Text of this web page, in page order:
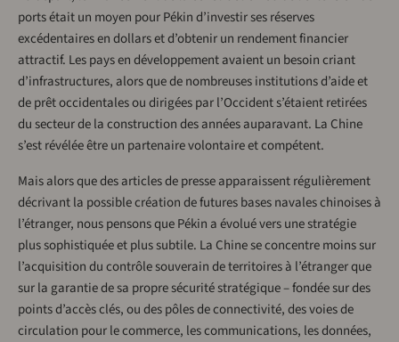
ports était un moyen pour Pékin d’investir ses réserves
excédentaires en dollars et d’obtenir un rendement financier
attractif. Les pays en développement avaient un besoin criant
d’infrastructures, alors que de nombreuses institutions d’aide et
de prêt occidentales ou dirigées par l’Occident s’étaient retirées
du secteur de la construction des années auparavant. La Chine
s’est révélée être un partenaire volontaire et compétent.
Mais alors que des articles de presse apparaissent régulièrement
décrivant la possible création de futures bases navales chinoises à
l’étranger, nous pensons que Pékin a évolué vers une stratégie
plus sophistiquée et plus subtile. La Chine se concentre moins sur
l’acquisition du contrôle souverain de territoires à l’étranger que
sur la garantie de sa propre sécurité stratégique – fondée sur des
points d’accès clés, ou des pôles de connectivité, des voies de
circulation pour le commerce, les communications, les données,